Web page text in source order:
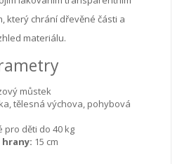
který chrání dřevěné části a
materiálu.
můstek
tělesná výchova, pohybová
pro děti do 40 kg
hrany: 15 cm